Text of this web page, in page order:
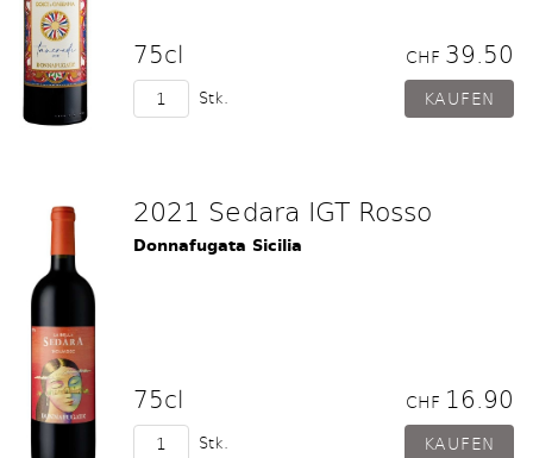
75cl CHF 39.50
Stk.
2021 Sedara IGT Rosso
Donnafugata Sicilia
75cl CHF 16.90
Stk.